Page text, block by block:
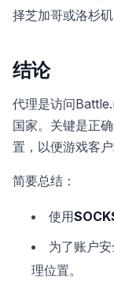
择芝加哥或洛杉矶
结论
代理是访问
国家。关键是正
置，以便游戏客
简要总结：
使用
为了账户
理位置。